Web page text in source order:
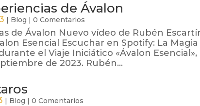
de Ávalon
| Blog |0 Comentarios
de Ávalon Nuevo vídeo de Rubén
Esencial Escuchar en Spotify: La Magia
el Viaje Iniciático «Ávalon Esencial»,
de 2023. Rubén...
| Blog |0 Comentarios